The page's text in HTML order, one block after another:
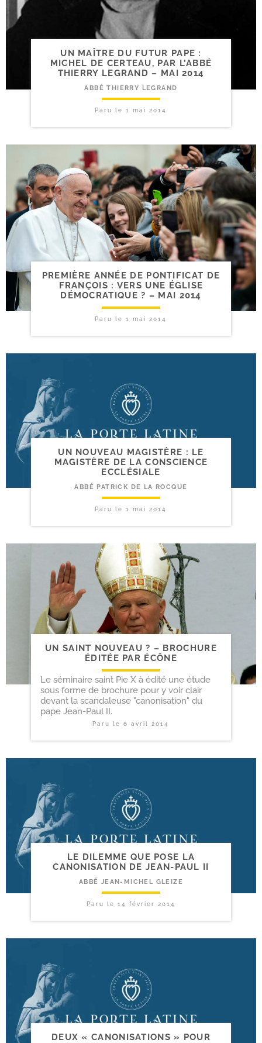
UN MAÎTRE DU FUTUR PAPE :
MICHEL DE CERTEAU, PAR L’ABBÉ
THIERRY LEGRAND – MAI 2014
ABBÉ THIERRY LEGRAND
Paru le1 mai 2014
PREMIÈRE ANNÉE DE PONTIFICAT DE
FRANÇOIS : VERS UNE ÉGLISE
DÉMOCRATIQUE ? – MAI 2014
Paru le1 mai 2014
UN NOUVEAU MAGISTÈRE : LE
MAGISTÈRE DE LA CONSCIENCE
ECCLÉSIALE
ABBÉ PATRICK DE LA ROCQUE
Paru le1 mai 2014
UN SAINT NOUVEAU ? – BROCHURE
ÉDITÉE PAR ÉCÔNE
Le séminaire saint Pie X à édité une étude
sous forme de brochure pour y voir clair
devant la scandaleuse "canonisation" du
pape Jean-Paul II.
Paru le6 avril 2014
LE DILEMME QUE POSE LA
CANONISATION DE JEAN-​PAUL II
ABBÉ JEAN-MICHEL GLEIZE
Paru le 14 février 2014
DEUX « CANONISATIONS » POUR